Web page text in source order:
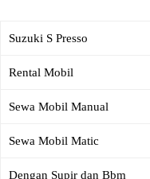
Suzuki S Presso
Rental Mobil
Sewa Mobil Manual
Sewa Mobil Matic
Dengan Supir dan Bbm